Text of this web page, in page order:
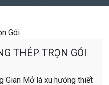
THÉP TRỌN GÓI
Gian Mở là xu hướng thiết